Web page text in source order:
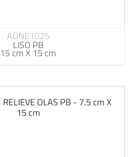
ADNE1025
LISO PB
15 cm X 15 cm